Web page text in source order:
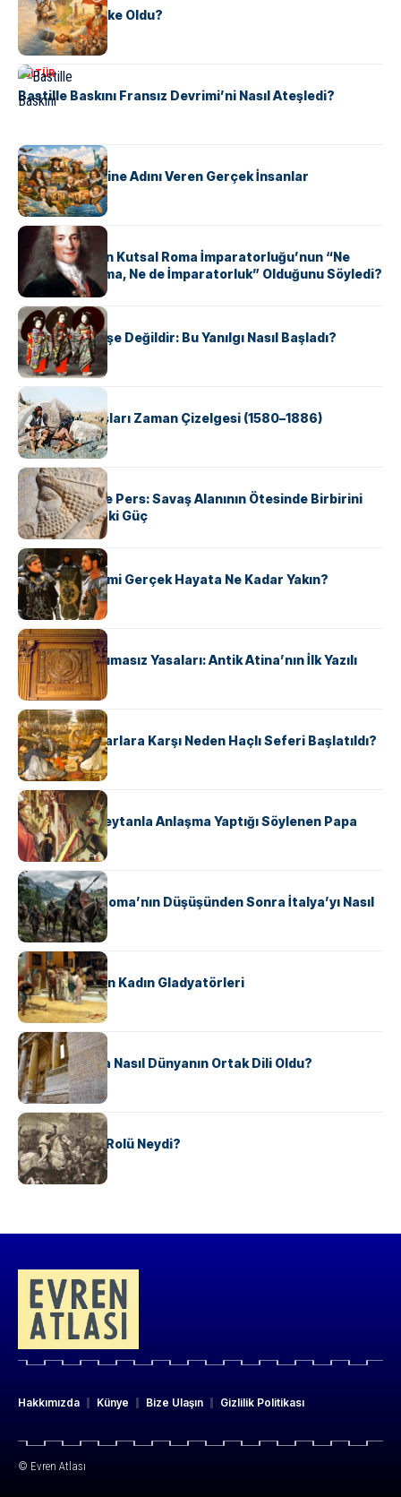
Tunus Nasıl Ülke Oldu?
KÜLTÜR
Bastille Baskını Fransız Devrimi’ni Nasıl Ateşledi?
KÜLTÜR
ABD Eyaletlerine Adını Veren Gerçek İnsanlar
KÜLTÜR
Voltaire Neden Kutsal Roma İmparatorluğu’nun “Ne
Kutsal, Ne Roma, Ne de İmparatorluk” Olduğunu Söyledi?
KÜLTÜR
Geyşalar Fahişe Değildir: Bu Yanılgı Nasıl Başladı?
KÜLTÜR
Apache Savaşları Zaman Çizelgesi (1580–1886)
KÜLTÜR
Antik Yunan ve Pers: Savaş Alanının Ötesinde Birbirini
Şekillendiren İki Güç
KÜLTÜR
‘Gladiator’ Filmi Gerçek Hayata Ne Kadar Yakın?
KÜLTÜR
Draco’nun Acımasız Yasaları: Antik Atina’nın İlk Yazılı
Hukuk Kodu
KÜLTÜR
Avrupalı ​​Katharlara Karşı Neden Haçlı Seferi Başlatıldı?
KÜLTÜR
II. Silvester: Şeytanla Anlaşma Yaptığı Söylenen Papa
KÜLTÜR
Ostrogotlar Roma’nın Düşüşünden Sonra İtalya’yı Nasıl
Ele Geçirdi?
KÜLTÜR
Antik Roma’nın Kadın Gladyatörleri
KÜLTÜR
Antik Yunanca Nasıl Dünyanın Ortak Dili Oldu?
KÜLTÜR
Valdensler’in Rolü Neydi?
Hakkımızda Künye Bize Ulaşın Gizlilik Politikası
© Evren Atlası